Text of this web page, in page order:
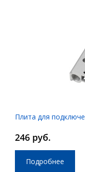
Плита для
246 руб.
Подробнее